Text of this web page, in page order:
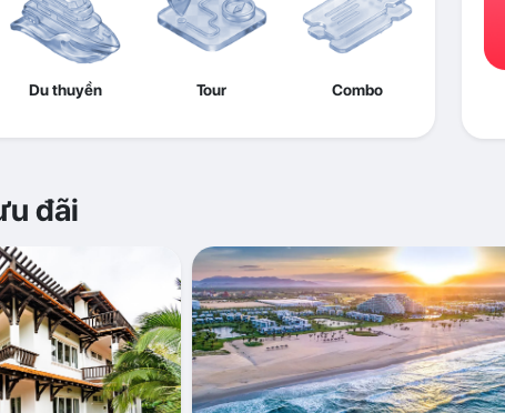
Du thuyền Tour Combo
đãi